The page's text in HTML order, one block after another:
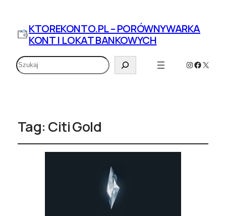
KTOREKONTO.PL – PORÓWNYWARKA
KONT I LOKAT BANKOWYCH
Szukaj Instagram
X
Tag: Citi Gold